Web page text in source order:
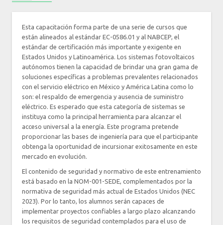
Esta capacitación forma parte de una serie de cursos que
están alineados al estándar EC-0586.01 y al NABCEP, el
estándar de certificación más importante y exigente en
Estados Unidos y Latinoamérica. Los sistemas fotovoltaicos
autónomos tienen la capacidad de brindar una gran gama de
soluciones específicas a problemas prevalentes relacionados
con el servicio eléctrico en México y América Latina como lo
son: el respaldo de emergencia y ausencia de suministro
eléctrico. Es esperado que esta categoría de sistemas se
instituya como la principal herramienta para alcanzar el
acceso universal a la energía. Este programa pretende
proporcionar las bases de ingeniería para que el participante
obtenga la oportunidad de incursionar exitosamente en este
mercado en evolución.
El contenido de seguridad y normativo de este entrenamiento
está basado en la NOM-001-SEDE, complementados por la
normativa de seguridad más actual de Estados Unidos (NEC
2023). Por lo tanto, los alumnos serán capaces de
implementar proyectos confiables a largo plazo alcanzando
los requisitos de seguridad contemplados para el uso de